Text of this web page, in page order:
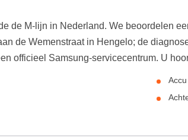
de M-lijn in Nederland. We beoordelen
de Wemenstraat in Hengelo; de
officieel Samsung-servicecentrum. U